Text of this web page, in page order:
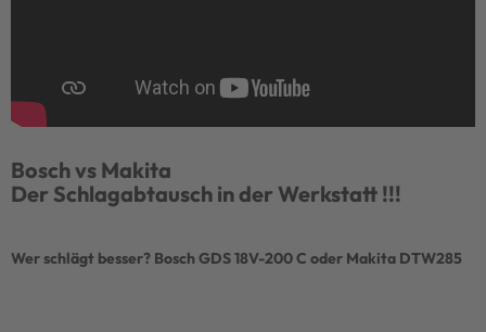
Bosch vs Makita
Der Schlagabtausch in der Werkstatt !!!
Wer schlägt besser? Bosch GDS 18V-200 C oder Makita DTW285